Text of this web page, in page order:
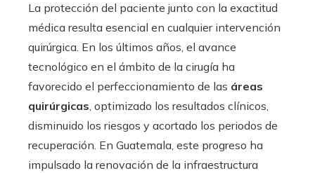
La protección del paciente junto con la exactitud
médica resulta esencial en cualquier intervención
quirúrgica. En los últimos años, el avance
tecnológico en el ámbito de la cirugía ha
favorecido el perfeccionamiento de las áreas
quirúrgicas, optimizado los resultados clínicos,
disminuido los riesgos y acortado los periodos de
recuperación. En Guatemala, este progreso ha
impulsado la renovación de la infraestructura